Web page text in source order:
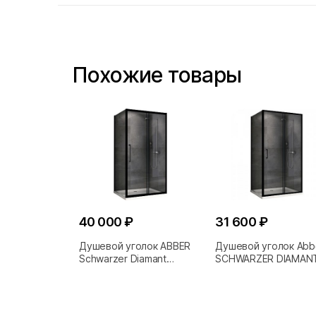
Похожие товары
40 000 ₽
Душевой уголок ABBER
Schwarzer Diamant
31 600 ₽
Душевой уголок
SCHWARZER